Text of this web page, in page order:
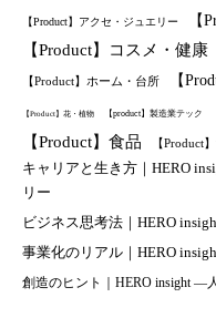
【Product】アクセ・ジュエリー 【
【Product】コスメ・健康
【Product】ホーム・台所 【
【Product】花・植物 【product】製造業テック
【Product】食品 【Product
キャリアと生き方｜HERO
リー
ビジネス思考法｜HERO
事業化のリアル｜HERO
創造のヒント｜HERO insight —